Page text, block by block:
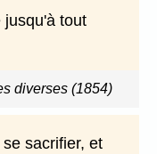
jusqu'à tout
diverses (1854)
sacrifier, et